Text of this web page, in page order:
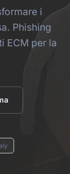
i
Phishing
ECM per la